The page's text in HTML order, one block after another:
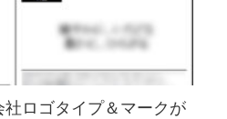
ロゴタイプ＆マークが